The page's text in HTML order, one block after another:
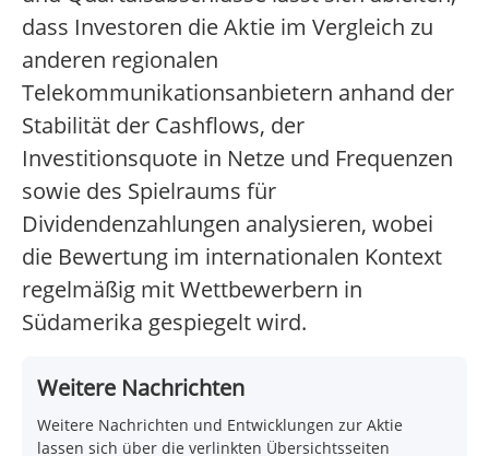
dass Investoren die Aktie im Vergleich zu
anderen regionalen
Telekommunikationsanbietern anhand der
Stabilität der Cashflows, der
Investitionsquote in Netze und Frequenzen
sowie des Spielraums für
Dividendenzahlungen analysieren, wobei
die Bewertung im internationalen Kontext
regelmäßig mit Wettbewerbern in
Südamerika gespiegelt wird.
Weitere Nachrichten
Weitere Nachrichten und Entwicklungen zur Aktie
lassen sich über die verlinkten Übersichtsseiten